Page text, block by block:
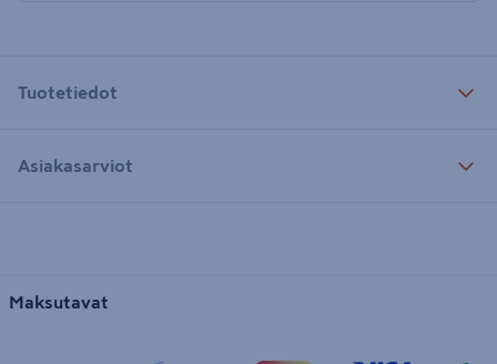
Tuotetiedot
Asiakasarviot
Maksutavat